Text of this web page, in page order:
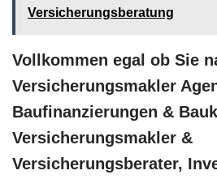
Versicherungsberatung
Vollkommen egal ob Sie
Versicherungsmakler
Baufinanzierungen &
Versicherungsmakler &
Versicherungsberater,